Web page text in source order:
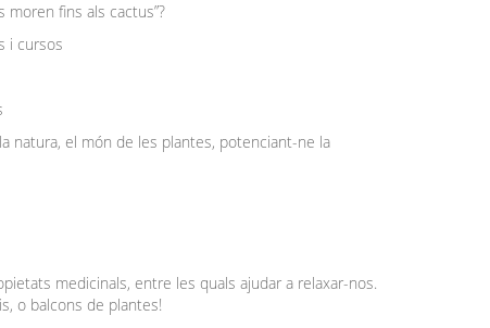
fins als cactus”?
i cursos
natura, el món de les plantes, potenciant-ne la
medicinals, entre les quals ajudar a relaxar-nos.
o balcons de plantes!